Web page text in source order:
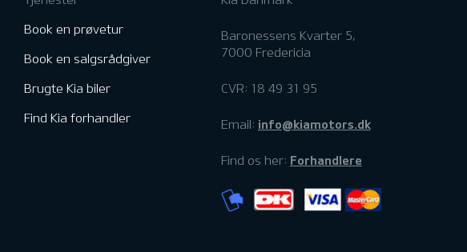
Book en prøvetur
Book en salgsrådgiver
Brugte Kia biler
Find Kia forhandler
Baronessens Kvarter 5,
7000 Fredericia
CVR: 18 49 31 95
Email: info@kiamotors.dk
Find os her: Forhandlere